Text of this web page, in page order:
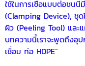
ใช้ในการเชื่อแบบต่อชน
(Clamping Device), ชุ
ผิว (Peeling Tool) และ
บทความนี้เราจะพูดถึง
เชื่อม ท่อ HDPE”